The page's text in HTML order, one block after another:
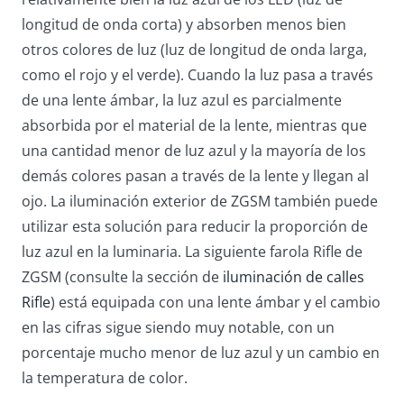
longitud de onda corta) y absorben menos bien
otros colores de luz (luz de longitud de onda larga,
como el rojo y el verde). Cuando la luz pasa a través
de una lente ámbar, la luz azul es parcialmente
absorbida por el material de la lente, mientras que
una cantidad menor de luz azul y la mayoría de los
demás colores pasan a través de la lente y llegan al
ojo. La iluminación exterior de ZGSM también puede
utilizar esta solución para reducir la proporción de
luz azul en la luminaria. La siguiente farola Rifle de
ZGSM (consulte la sección de iluminación de calles
Rifle) está equipada con una lente ámbar y el cambio
en las cifras sigue siendo muy notable, con un
porcentaje mucho menor de luz azul y un cambio en
la temperatura de color.